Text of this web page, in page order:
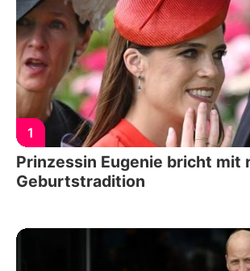
1
Prinzessin Eugenie bricht mit
Geburtstradition